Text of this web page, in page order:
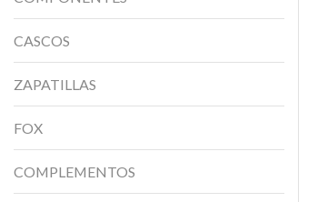
CASCOS
ZAPATILLAS
FOX
COMPLEMENTOS